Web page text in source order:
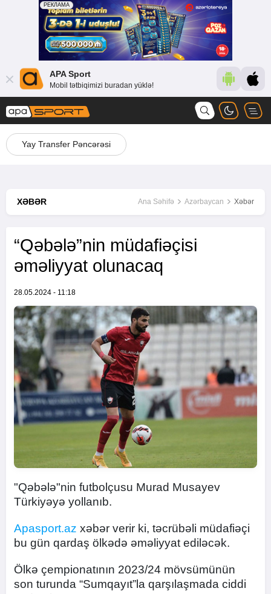
APA Sport
Mobil tətbiqimizi buradan yüklə!
Yay Transfer Pəncərəsi
XƏBƏR Ana Səhifə Azərbaycan Xəbər
“Qəbələ”nin müdafiəçisi
əməliyyat olunacaq
28.05.2024 - 11:18
"Qəbələ"nin futbolçusu Murad Musayev
Türkiyəyə yollanıb.
Apasport.az xəbər verir ki, təcrübəli müdafiəçi
bu gün qardaş ölkədə əməliyyat ediləcək.
Ölkə çempionatının 2023/24 mövsümünün
son turunda “Sumqayıt”la qarşılaşmada ciddi